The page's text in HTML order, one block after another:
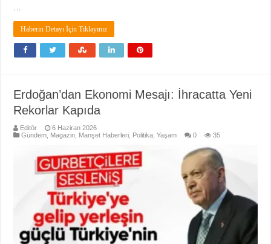
Haberin Detayı İçin Tıklayınız
Erdoğan’dan Ekonomi Mesajı: İhracatta Yeni
Rekorlar Kapıda
Editör
6 Haziran 2026
Gündem Magazin Manşet Haberleri Politika ,Yaşam 0 35